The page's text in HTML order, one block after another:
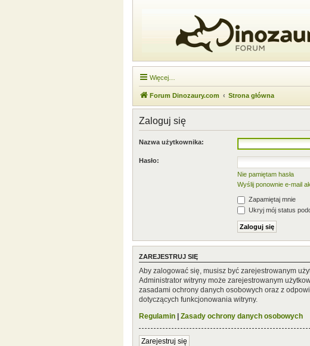
Więcej…
Forum Dinozaury.com Strona główna
Zaloguj się
Nazwa użytkownika:
Hasło:
Nie pamiętam hasła
Wyślij ponownie e-mail
Zapamiętaj mnie
Ukryj mój status
ZAREJESTRUJ SIĘ
Aby zalogować się, musisz być zarejestrowanym
Administrator witryny może zarejestrowanym
zasadami ochrony danych osobowych oraz z
dotyczących funkcjonowania witryny.
Regulamin | Zasady ochrony danych osobowych
Zarejestruj się